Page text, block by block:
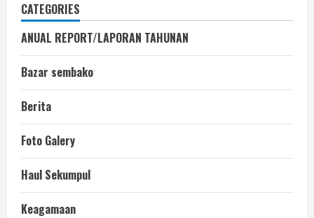
CATEGORIES
ANUAL REPORT/LAPORAN TAHUNAN
Bazar sembako
Berita
Foto Galery
Haul Sekumpul
Keagamaan